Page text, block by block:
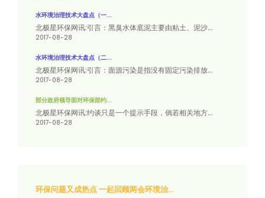
水环境治理技术大盘点（一...
北极星环保网讯:引言：黑臭水体底泥主要由粘土、泥沙...
2017-08-28
水环境治理技术大盘点（二...
北极星环保网讯:引言：面源污染是指没有固定污染排放...
2017-08-28
部分政府领导面对环保部约...
北极星环保网讯:约谈只是一个提示手段，倘若相关地方...
2017-08-28
环保问题又成热点 一起回顾两会环境治...